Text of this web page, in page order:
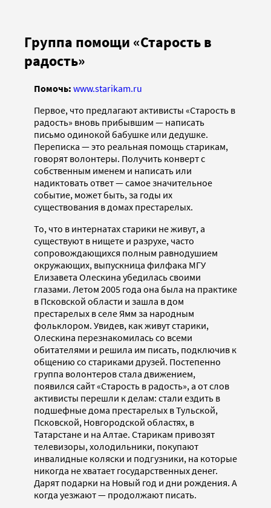
Группа помощи «Старость в
радость»
Помочь: www.starikam.ru
Первое, что предлагают активисты «Старость в
радость» вновь прибывшим — написать
письмо одинокой бабушке или дедушке.
Переписка — это реальная помощь старикам,
говорят волонтеры. Получить конверт с
собственным именем и написать или
надиктовать ответ — самое значительное
событие, может быть, за годы их
существования в домах престарелых.
То, что в интернатах старики не живут, а
существуют в нищете и разрухе, часто
сопровождающихся полным равнодушием
окружающих, выпускница филфака МГУ
Елизавета Олескина убедилась своими
глазами. Летом 2005 года она была на практике
в Псковской области и зашла в дом
престарелых в селе Ямм за народным
фольклором. Увидев, как живут старики,
Олескина перезнакомилась со всеми
обитателями и решила им писать, подключив к
общению со стариками друзей. Постепенно
группа волонтеров стала движением,
появился сайт «Старость в радость», а от слов
активисты перешли к делам: стали ездить в
подшефные дома престарелых в Тульской,
Псковской, Новгородской областях, в
Татарстане и на Алтае. Старикам привозят
телевизоры, холодильники, покупают
инвалидные коляски и подгузники, на которые
никогда не хватает государственных денег.
Дарят подарки на Новый год и дни рождения. А
когда уезжают — продолжают писать.